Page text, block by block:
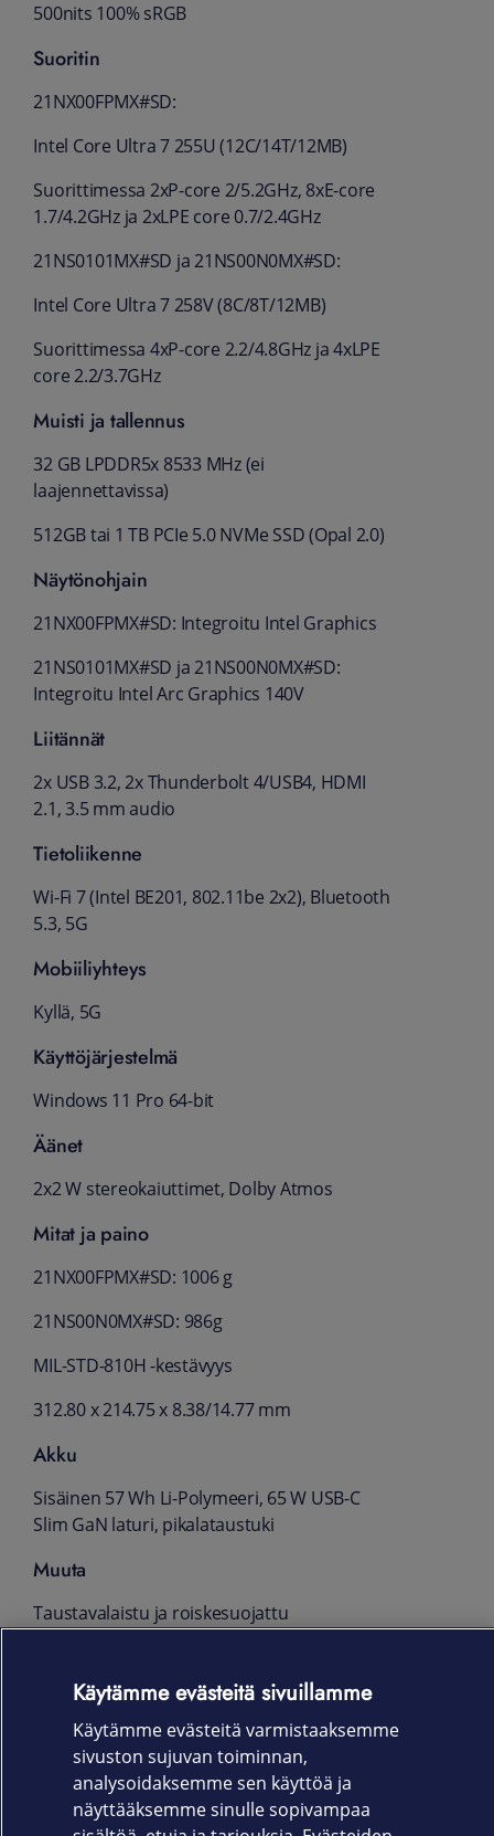
500nits 100% sRGB
Suoritin
21NX00FPMX#SD:
Intel Core Ultra 7 255U (12C/14T/12MB)
Suorittimessa 2xP-core 2/5.2GHz, 8xE-core
1.7/4.2GHz ja 2xLPE core 0.7/2.4GHz
21NS0101MX#SD ja 21NS00N0MX#SD:
Intel Core Ultra 7 258V (8C/8T/12MB)
Suorittimessa 4xP-core 2.2/4.8GHz ja 4xLPE
core 2.2/3.7GHz
Muisti ja tallennus
32 GB LPDDR5x 8533 MHz (ei
laajennettavissa)
512GB tai 1 TB PCIe 5.0 NVMe SSD (Opal 2.0)
Näytönohjain
21NX00FPMX#SD: Integroitu Intel Graphics
21NS0101MX#SD ja 21NS00N0MX#SD:
Integroitu Intel Arc Graphics 140V
Liitännät
2x USB 3.2, 2x Thunderbolt 4/USB4, HDMI
2.1, 3.5 mm audio
Tietoliikenne
Wi-Fi 7 (Intel BE201, 802.11be 2x2), Bluetooth
5.3, 5G
Mobiiliyhteys
Kyllä, 5G
Käyttöjärjestelmä
Windows 11 Pro 64-bit
Äänet
2x2 W stereokaiuttimet, Dolby Atmos
Mitat ja paino
21NX00FPMX#SD: 1006 g
21NS00N0MX#SD: 986g
MIL-STD-810H -kestävyys
312.80 x 214.75 x 8.38/14.77 mm
Akku
Sisäinen 57 Wh Li-Polymeeri, 65 W USB-C
Slim GaN laturi, pikalataustuki
Muuta
Taustavalaistu ja roiskesuojattu
Shutter -suojalla, sormenjälkilukija, TPM 2.0,
Kensington Nano -lukko
Takuu
3 vuoden Premier NBD on-site -takuu
Käytämme evästeitä sivuillamme
Käytämme evästeitä varmistaaksemme
sivuston sujuvan toiminnan,
analysoidaksemme sen käyttöä ja
näyttääksemme sinulle sopivampaa